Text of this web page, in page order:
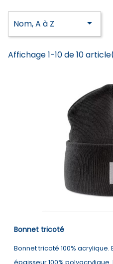
Nom, A à Z 
Affichage 1-10 de 10
Bonnet tricoté
Bonnet tricoté 100%